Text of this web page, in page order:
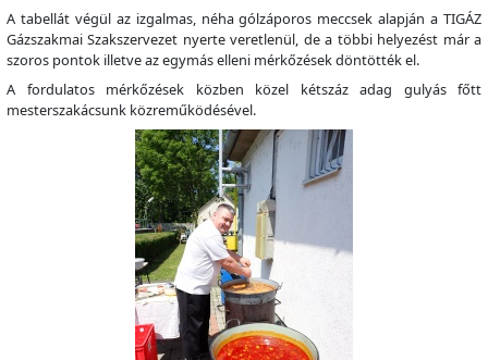
A tabellát végül az izgalmas, néha gólzáporos meccsek alapján a TIGÁZ
Gázszakmai Szakszervezet nyerte veretlenül, de a többi helyezést már a
szoros pontok illetve az egymás elleni mérkőzések döntötték el.
A fordulatos mérkőzések közben közel kétszáz adag gulyás főtt
mesterszakácsunk közreműködésével.